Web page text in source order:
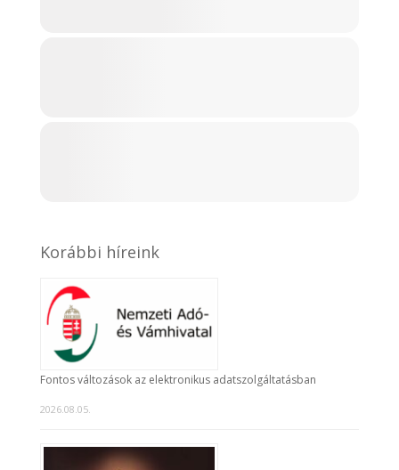
Korábbi híreink
Fontos változások az elektronikus adatszolgáltatásban
2026.08.05.